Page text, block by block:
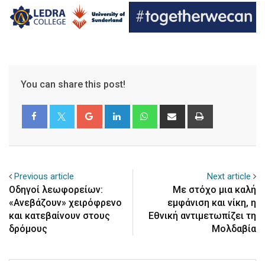
You can share this post!
Google+ LinkedIn WhatsappShare
Previous article
Οδηγοί λεωφορείων:
«Ανεβάζουν» χειρόφρενο
και κατεβαίνουν στους
δρόμους
Next article
Με στόχο μια καλή
εμφάνιση και νίκη, η
Εθνική αντιμετωπίζει τη
Μολδαβία